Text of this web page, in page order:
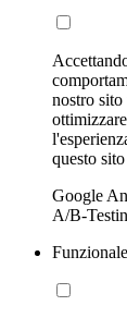
nostro
questo
Google
A/B-
Funzionale